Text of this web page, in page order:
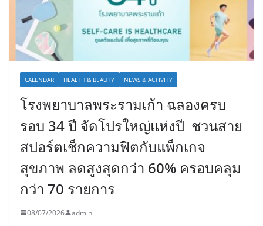
CALENDAR HEALTH & BEAUTY NEWS & ACTIVITY
โรงพยาบาลพระรามเก้า ฉลองครบ
รอบ 34 ปี จัดโปรใหญ่แห่งปี ชวนสาย
สปอร์ตเช็กความฟิตกับแพ็กเกจ
สุขภาพ ลดสูงสุดกว่า 60% ครอบคลุม
กว่า 70 รายการ
08/07/2026 admin